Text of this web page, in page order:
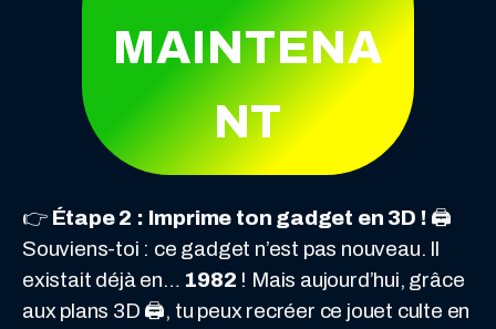
MAINTENA
NT
👉 Étape 2 : Imprime ton gadget en 3D ! 🖨️
Souviens-toi : ce gadget n’est pas nouveau. Il
existait déjà en… 1982 ! Mais aujourd’hui, grâce
aux plans 3D 🖨️, tu peux recréer ce jouet culte en